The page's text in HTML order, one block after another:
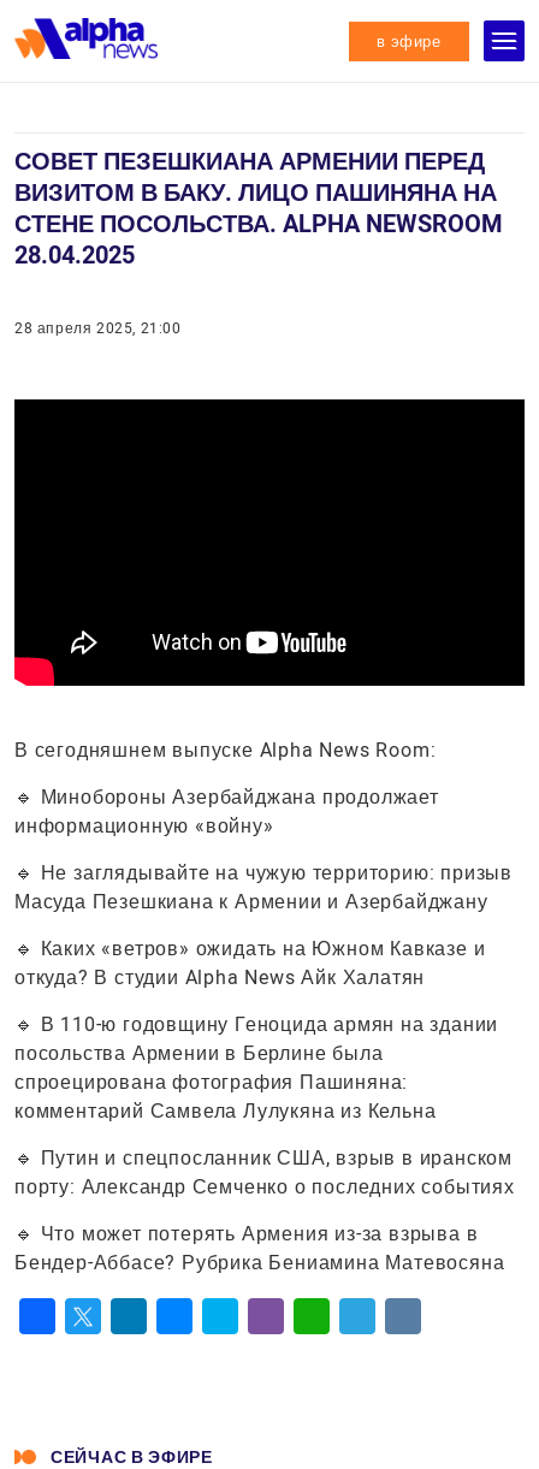
в эфире
СОВЕТ ПЕЗЕШКИАНА АРМЕНИИ ПЕРЕД
ВИЗИТОМ В БАКУ. ЛИЦО ПАШИНЯНА НА
СТЕНЕ ПОСОЛЬСТВА. ALPHA NEWSROOM
28.04.2025
28 апреля 2025, 21:00
В сегодняшнем выпуске Alpha News Room:
🔹 Минобороны Азербайджана продолжает
информационную «войну»
🔹 Не заглядывайте на чужую территорию: призыв
Масуда Пезешкиана к Армении и Азербайджану
🔹 Каких «ветров» ожидать на Южном Кавказе и
откуда? В студии Alpha News Айк Халатян
🔹 В 110-ю годовщину Геноцида армян на здании
посольства Армении в Берлине была
спроецирована фотография Пашиняна:
комментарий Самвела Лулукяна из Кельна
🔹 Путин и спецпосланник США, взрыв в иранском
порту: Александр Семченко о последних событиях
🔹 Что может потерять Армения из-за взрыва в
Бендер-Аббасе? Рубрика Бениамина Матевосяна
СЕЙЧАС В ЭФИРЕ